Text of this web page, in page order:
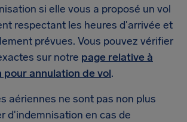
si elle vous a proposé un vol
respectant les heures d'arrivée et
prévues. Vous pouvez vérifier
sur notre page relative à
annulation de vol.
aériennes ne sont pas non plus
d'indemnisation en cas de